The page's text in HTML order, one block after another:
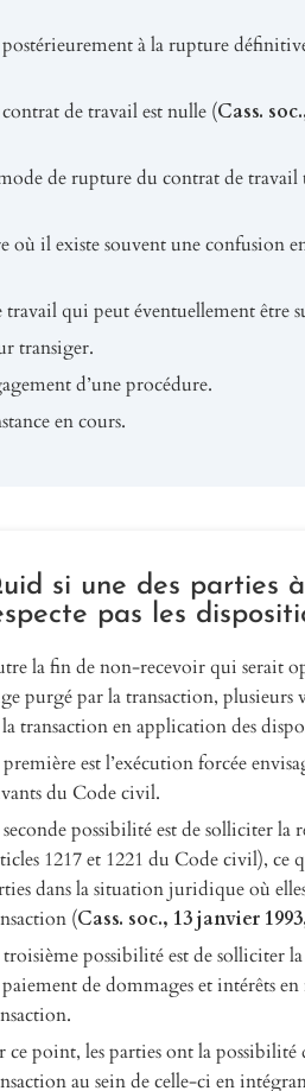
à la rupture
de travail est nulle (Cass.
de rupture du contrat de
il existe souvent une confusion
qui peut éventuellement être
transiger.
d’une procédure.
en cours.
si une des parties
pas les
la fin de non-recevoir qui serait
purgé par la transaction, plusieurs
transaction en application des
est l’exécution forcée
du Code civil.
possibilité est de solliciter
1217 et 1221 du Code civil), ce
dans la situation juridique où
(Cass. soc., 13 janvier
possibilité est de solliciter
de dommages et intérêts
ce point, les parties ont la
au sein de celle-ci en